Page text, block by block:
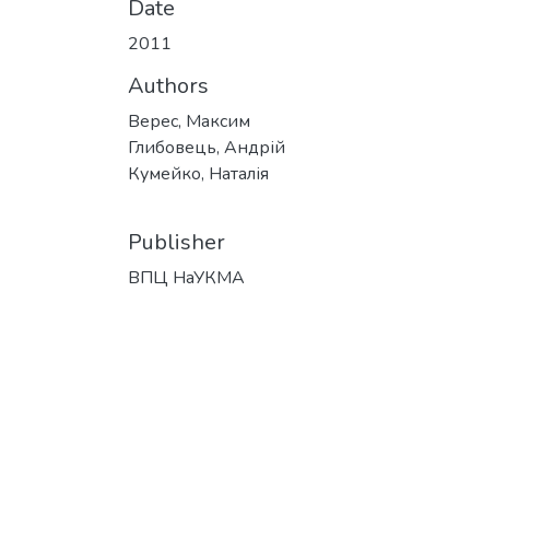
Date
2011
Authors
Верес, Максим
Глибовець, Андрій
Кумейко, Наталія
Publisher
ВПЦ НаУКМА